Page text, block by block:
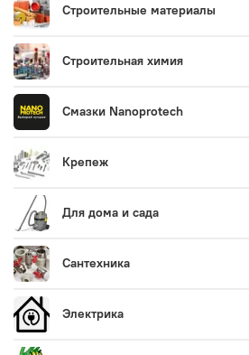
Строительные материалы
Строительная химия
Смазки Nanoprotech
Крепеж
Для дома и сада
Сантехника
Электрика